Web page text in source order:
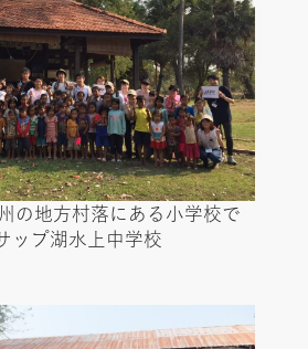
の地方村落にある小学校で
プ湖水上中学校